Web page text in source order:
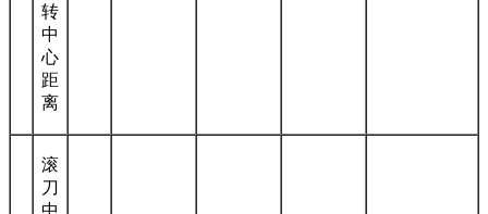
转
中
心
距
离
滚
刀
中